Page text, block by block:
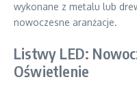
wykonane z metalu lub
nowoczesne aranżacje.
Listwy LED:
Oświetlenie